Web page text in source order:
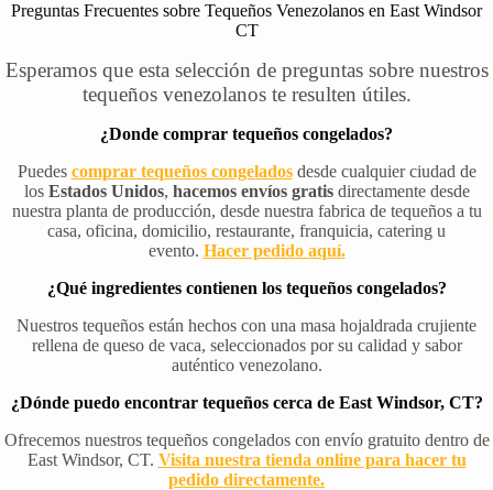
Preguntas Frecuentes sobre Tequeños Venezolanos en East Windsor
CT
Esperamos que esta selección de preguntas sobre nuestros
tequeños venezolanos te resulten útiles.
¿Donde comprar tequeños congelados?
Puedes comprar tequeños congelados desde cualquier ciudad de
los Estados Unidos, hacemos envíos gratisdirectamente desde
nuestra planta de producción, desde nuestra fabrica de tequeños a tu
casa, oficina, domicilio, restaurante, franquicia, catering u
evento. Hacer pedido aquí.
¿Qué ingredientes contienen los tequeños congelados?
Nuestros tequeños están hechos con una masa hojaldrada crujiente
rellena de queso de vaca, seleccionados por su calidad y sabor
auténtico venezolano.
¿Dónde puedo encontrar tequeños cerca de East Windsor, CT?
Ofrecemos nuestros tequeños congelados con envío gratuito dentro de
East Windsor, CT. Visita nuestra tienda online para hacer tu
pedido directamente.